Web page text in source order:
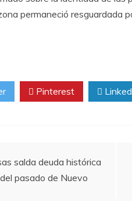
permaneció resguardada
Pinterest
salda deuda histórica
pasado de Nuevo